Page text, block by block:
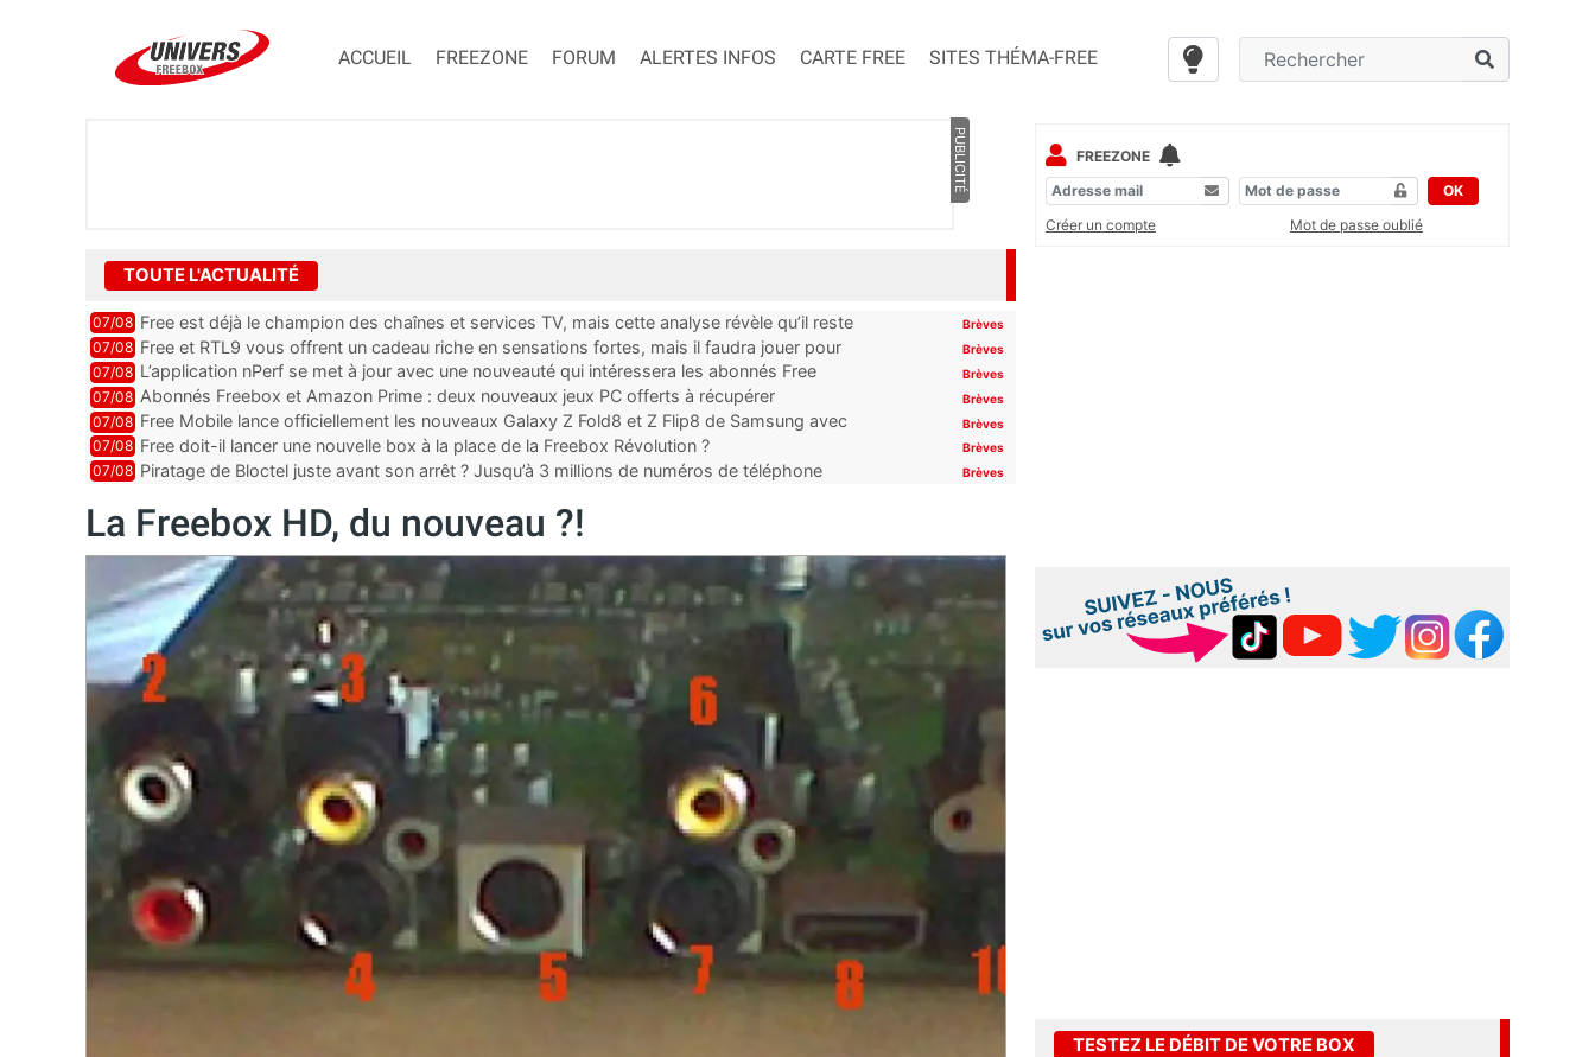
ACCUEIL FREEZONE FORUM ALERTES INFOS CARTE FREE SITES THÉMA-FREE
PUBLICITÉ
TOUTE L'ACTUALITÉ
07/08 Free est déjà le champion des chaînes et services TV, mais cette analyse révèle qu’il reste
encore au moin...
Brèves
07/08 Free et RTL9 vous offrent un cadeau riche en sensations fortes, mais il faudra jouer pour
l’obtenir
Brèves
07/08 L’application nPerf se met à jour avec une nouveauté qui intéressera les abonnés Free
Mobile, Orange, SFR ...
Brèves
07/08 Abonnés Freebox et Amazon Prime : deux nouveaux jeux PC offerts à récupérer Brèves
07/08 Free Mobile lance officiellement les nouveaux Galaxy Z Fold8 et Z Flip8 de Samsung avec
des promos et des cadeaux
Brèves
07/08 Free doit-il lancer une nouvelle box à la place de la Freebox Révolution ? Brèves
07/08 Piratage de Bloctel juste avant son arrêt ? Jusqu’à 3 millions de numéros de téléphone
Brèves
La Freebox HD, du nouveau ?!
FREEZONE
OK
Créer un compte
Mot de passe oublié
TESTEZ LE DÉBIT DE VOTRE BOX